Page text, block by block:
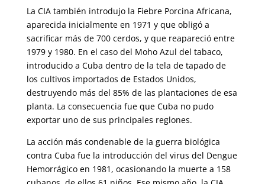
La CIA también introdujo la Fiebre Porcina Africana,
aparecida inicialmente en 1971 y que obligó a
sacrificar más de 700 cerdos, y que reapareció entre
1979 y 1980. En el caso del Moho Azul del tabaco,
introducido a Cuba dentro de la tela de tapado de
los cultivos importados de Estados Unidos,
destruyendo más del 85% de las plantaciones de esa
planta. La consecuencia fue que Cuba no pudo
exportar uno de sus principales reglones.
La acción más condenable de la guerra biológica
contra Cuba fue la introducción del virus del Dengue
Hemorrágico en 1981, ocasionando la muerte a 158